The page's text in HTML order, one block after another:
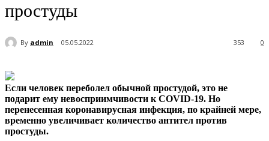
простуды
By admin 05.05.2022 0
353
Если человек переболел обычной простудой, это не
подарит ему невосприимчивости к COVID-19. Но
перенесенная коронавирусная инфекция, по крайней мере,
временно увеличивает количество антител против
простуды.